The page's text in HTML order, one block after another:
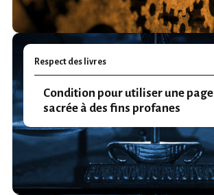
Respect des livres
Condition pour utiliser une page
sacrée à des fins profanes